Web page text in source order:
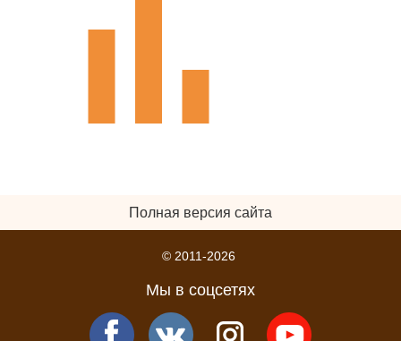
Полная версия сайта
© 2011-2026
Мы в соцсетях